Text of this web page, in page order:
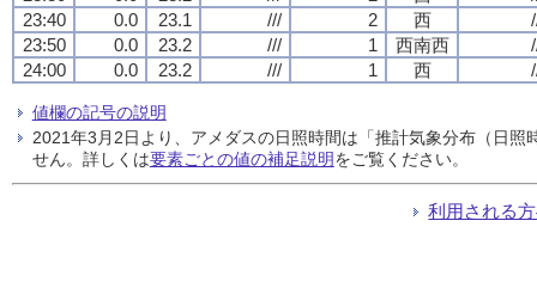
23:40
0.0 23.1 /// 2 西
23:50
0.0 23.2 /// 1 西南西
24:00
0.0 23.2 /// 1 西
値欄の記号の説明
2021年3月2日より、アメダスの日照時間は「推計気象分布（日
せん。詳しくは要素ごとの値の補足説明をご覧ください。
利用される